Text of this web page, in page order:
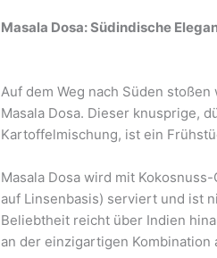
Masala Dosa: Südindische
Auf dem Weg nach Süden
Masala Dosa. Dieser knusprige,
Kartoffelmischung, ist ein
Masala Dosa wird mit
auf Linsenbasis) serviert und ist
Beliebtheit reicht über Indien
an der einzigartigen Kombination